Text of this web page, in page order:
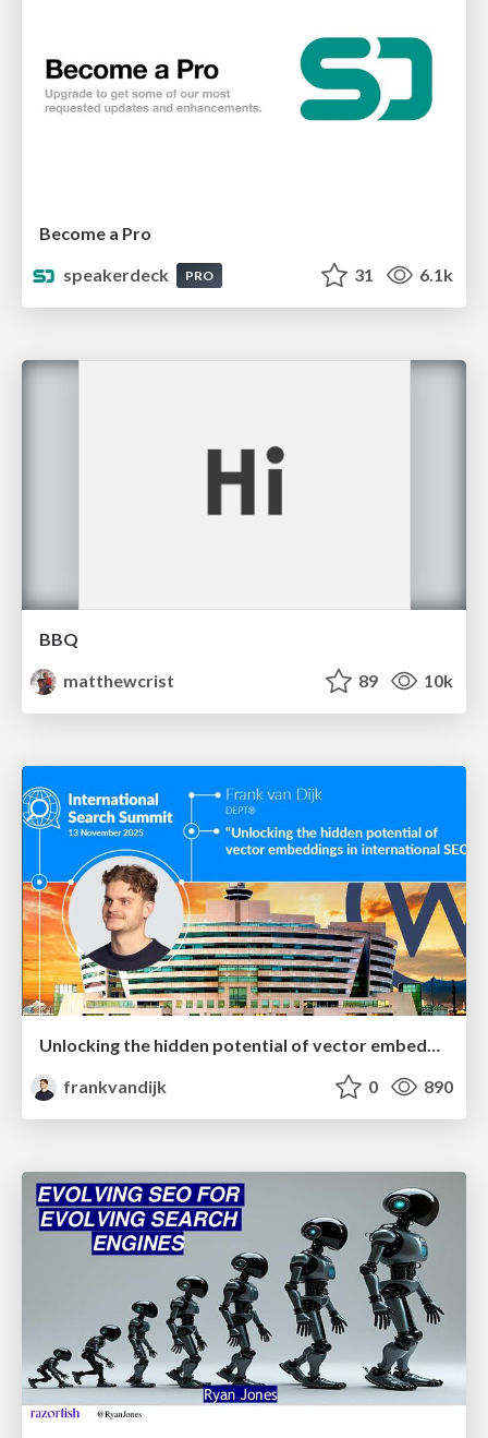
Become a Pro
speakerdeck
PRO 31 6.1k
BBQ
matthewcrist
89 10k
Unlocking the hidden potential of vector embeddings in international SEO
frankvandijk
0 890